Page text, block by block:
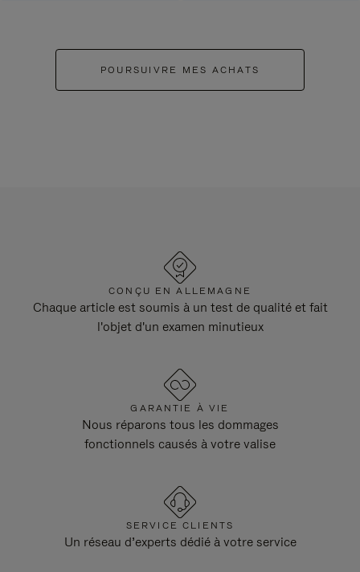
POURSUIVRE MES ACHATS
CONÇU EN ALLEMAGNE
Chaque article est soumis à un test de qualité et fait
l'objet d'un examen minutieux
GARANTIE À VIE
Nous réparons tous les dommages
fonctionnels causés à votre valise
SERVICE CLIENTS
Un réseau d’experts dédié à votre service